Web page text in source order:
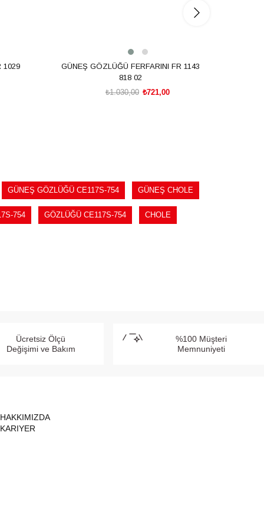
1029
GÜNEŞ GÖZLÜĞÜ FERFARINI FR 1143
818 02
₺721,00
₺1.030,00
GÜNEŞ GÖZLÜĞÜ CE117S-754 GÜNEŞ CHOLE
754 GÖZLÜĞÜ CE117S-754 CHOLE
Ücretsiz Ölçü
Değişimi ve Bakım
%100 Müşteri
Memnuniyeti
HAKKIMIZDA
KARIYER